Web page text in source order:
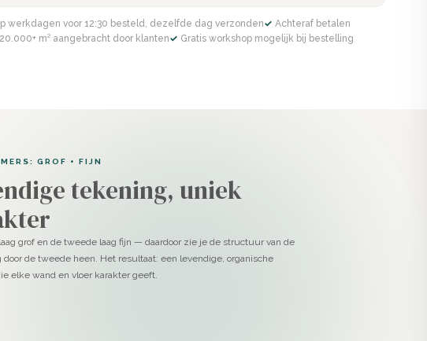
Op werkdagen voor 12:30 besteld, dezelfde dag verzonden
✓ Achteraf betalen
420.000+ m² aangebracht door klanten
✓ Gratis workshop mogelijk bij bestelling
GROF + FIJN
tekening, uniek
grof en de tweede laag fijn — daardoor zie je de structuur van de
door de tweede heen. Het resultaat: een levendige, organische
elke wand en vloer karakter geeft.